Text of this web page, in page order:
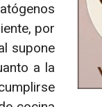
por
supone
a la